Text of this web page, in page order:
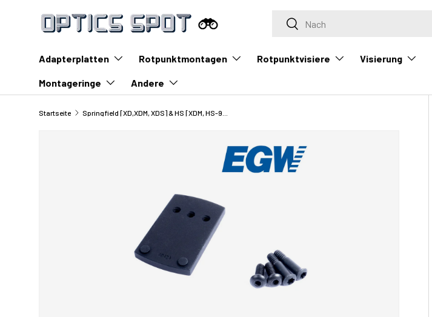
Zum Inhalt springen Suche
Suche
Adapterplatten Rotpunktmontagen Rotpunktvisiere Visierung
Montageringe Andere
Startseite